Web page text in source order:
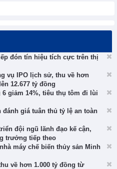
đón tín hiệu tích cực trên thị
vụ IPO lịch sử, thu về hơn
12.677 tỷ đồng
6 giảm 14%, tiêu thụ tôm đi lùi
đánh giá tuân thủ tỷ lệ an toàn
đội ngũ lãnh đạo kế cận,
trưởng tiếp theo
máy chế biến thủy sản Minh
về hơn 1.000 tỷ đồng từ